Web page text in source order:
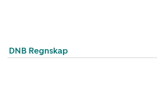
DNB Regnskap